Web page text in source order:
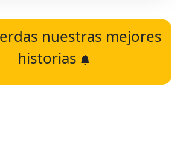
nuestras mejores
historias